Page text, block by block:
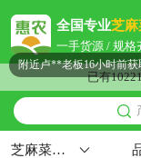
全国专业芝麻
一手货源 / 规格
已有
芝麻菜种子